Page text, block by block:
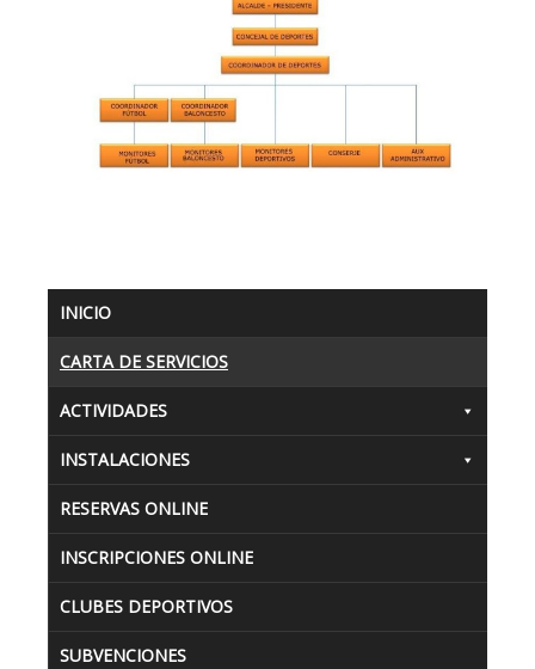
INICIO
CARTA DE SERVICIOS
ACTIVIDADES
INSTALACIONES
RESERVAS ONLINE
INSCRIPCIONES ONLINE
CLUBES DEPORTIVOS
SUBVENCIONES